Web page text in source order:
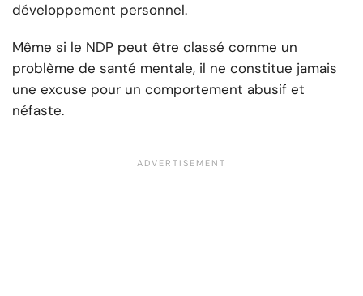
développement personnel.
Même si le NDP peut être classé comme un
problème de santé mentale, il ne constitue jamais
une excuse pour un comportement abusif et
néfaste.